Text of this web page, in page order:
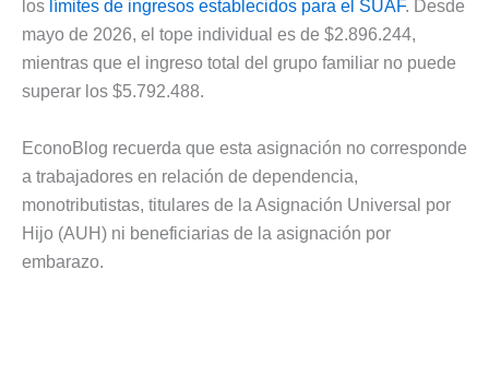
los límites de ingresos establecidos para el SUAF. Desde
mayo de 2026, el tope individual es de $2.896.244,
mientras que el ingreso total del grupo familiar no puede
superar los $5.792.488.
EconoBlog recuerda que esta asignación no corresponde
a trabajadores en relación de dependencia,
monotributistas, titulares de la Asignación Universal por
Hijo (AUH) ni beneficiarias de la asignación por
embarazo.